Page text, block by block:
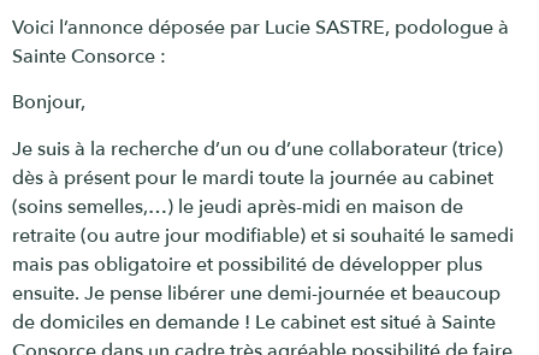
Voici l’annonce déposée par Lucie SASTRE, podologue à
Sainte Consorce :
Bonjour,
Je suis à la recherche d’un ou d’une collaborateur (trice)
dès à présent pour le mardi toute la journée au cabinet
(soins semelles,…) le jeudi après-midi en maison de
retraite (ou autre jour modifiable) et si souhaité le samedi
mais pas obligatoire et possibilité de développer plus
ensuite. Je pense libérer une demi-journée et beaucoup
de domiciles en demande ! Le cabinet est situé à Sainte